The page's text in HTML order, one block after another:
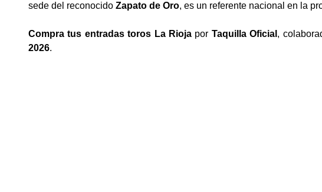
sede del reconocido Zapato de Oro, es un referente nacional en la
Compra tus entradas toros La Rioja por Taquilla Oficial ,
2026.